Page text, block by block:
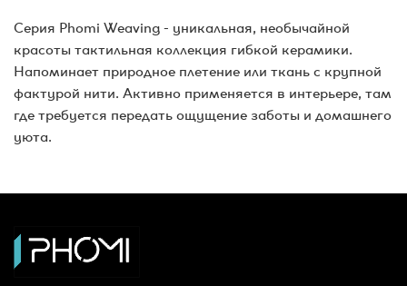
Серия Phomi Weaving - уникальная, необычайной
красоты тактильная коллекция гибкой керамики.
Напоминает природное плетение или ткань с крупной
фактурой нити. Активно применяется в интерьере, там
где требуется передать ощущение заботы и домашнего
уюта.